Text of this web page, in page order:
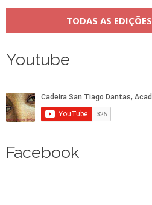
TODAS AS EDIÇÕES
Youtube
Facebook